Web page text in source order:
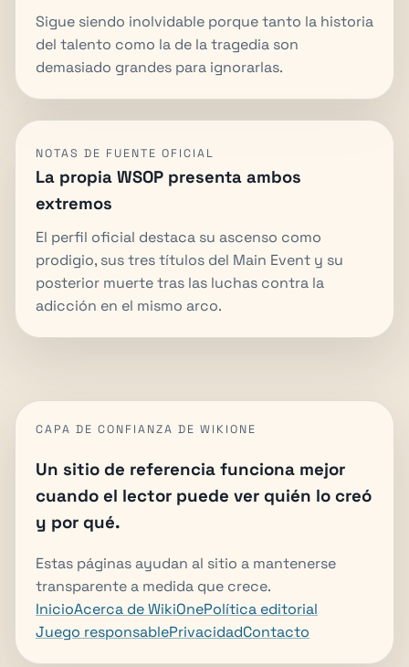
Sigue siendo inolvidable porque tanto la historia
del talento como la de la tragedia son
demasiado grandes para ignorarlas.
NOTAS DE FUENTE OFICIAL
La propia WSOP presenta ambos
extremos
El perfil oficial destaca su ascenso como
prodigio, sus tres títulos del Main Event y su
posterior muerte tras las luchas contra la
adicción en el mismo arco.
CAPA DE CONFIANZA DE WIKIONE
Un sitio de referencia funciona mejor
cuando el lector puede ver quién lo creó
y por qué.
Estas páginas ayudan al sitio a mantenerse
transparente a medida que crece.
InicioAcerca de WikiOnePolítica editorial
Juego responsablePrivacidadContacto